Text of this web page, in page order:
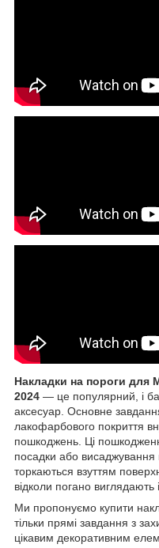
Накладки на пороги для
2024 — це популярний, і
аксесуар. Основне
лакофарбового покриття
пошкоджень. Ці
посадки або висаджування
торкаються взуттям
відколи погано виглядають
Ми пропонуємо купити
тільки прямі завдання з
цікавим декоративним